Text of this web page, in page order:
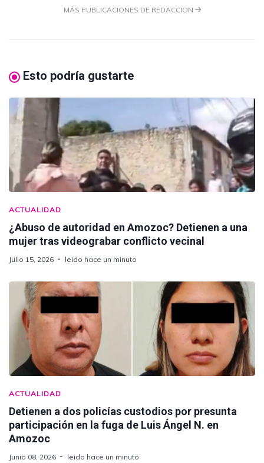
MÁS PUBLICACIONES DE REDACCION
Esto podría gustarte
ACTUALIDAD
¿Abuso de autoridad en Amozoc? Detienen a una
mujer tras videograbar conflicto vecinal
Julio 15, 2026 leido hace un minuto
ACTUALIDAD
Detienen a dos policías custodios por presunta
participación en la fuga de Luis Ángel N. en
Amozoc
Junio 08, 2026 leido hace un minuto